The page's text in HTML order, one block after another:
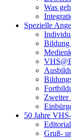
Was
Spezielle
Bildung
Zweiter
50 Jahre
Editorial
Gruß-